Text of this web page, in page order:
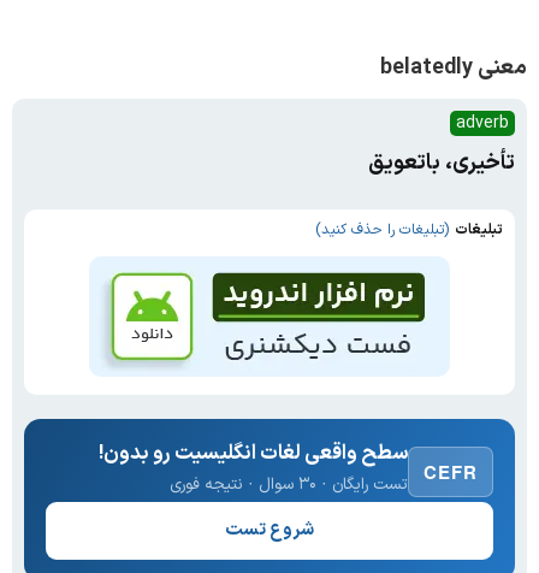
معنی belatedly
adverb
تأخیری، باتعویق
تبلیغات (تبلیغات را حذف کنید)
CEFR
سطح واقعی لغات انگلیسیت رو بدون!
تست رایگان · ۳۰ سوال · نتیجه فوری
شروع تست